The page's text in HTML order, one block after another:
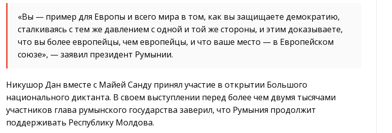
«Вы — пример для Европы и всего мира в том, как вы защищаете демократию,
сталкиваясь с тем же давлением с одной и той же стороны, и этим доказываете,
что вы более европейцы, чем европейцы, и что ваше место — в Европейском
союзе», — заявил президент Румынии.
Никушор Дан вместе с Майей Санду принял участие в открытии Большого
национального диктанта. В своем выступлении перед более чем двумя тысячами
участников глава румынского государства заверил, что Румыния продолжит
поддерживать Республику Молдова.